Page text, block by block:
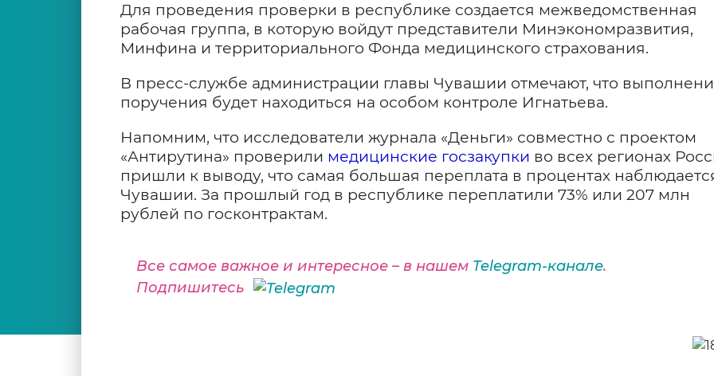
Для проведения проверки в республике создается межведомственная
рабочая группа, в которую войдут представители Минэкономразвития,
Минфина и территориального Фонда медицинского страхования.
В пресс-службе администрации главы Чувашии отмечают, что
поручения будет находиться на особом контроле Игнатьева.
Напомним, что исследователи журнала «Деньги» совместно с проектом
«Антирутина» проверили медицинские госзакупки во всех регионах
пришли к выводу, что самая большая переплата в процентах
Чувашии. За прошлый год в республике переплатили 73% или 207 млн
рублей по госконтрактам.
Все самое важное и интересное – в нашем Telegram-канале.
Подпишитесь